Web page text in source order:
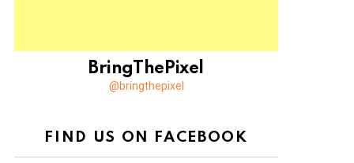
BringThePixel
@bringthepixel
FIND US ON FACEBOOK